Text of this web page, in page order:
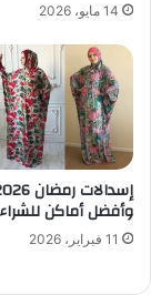
14 مايو، 2026
وأفضل أماكن للشراء
11 فبراير، 2026